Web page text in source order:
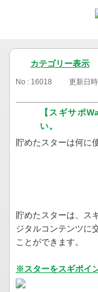
カテゴリー表示
No : 16018 更新日
【スギサポ
い。
貯めたスターは何に
貯めたスターは、ス
ジタルコンテンツに
ことができます。
※スターをスギポイ